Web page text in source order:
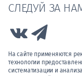
СЛЕДУЙ ЗА
Link to Vk
На сайте применяются
технологии
систематизации и